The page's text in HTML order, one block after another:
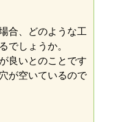
合、どのような工
でしょうか。
良いとのことです
が空いているので